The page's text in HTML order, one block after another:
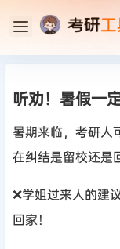
听劝！暑假一
暑期来临，考研人
在纠结是留校还是
❌学姐过来人的建
回家！